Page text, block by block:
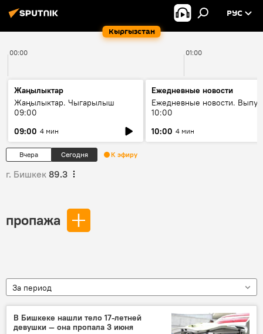
Кыргызстан
РУС
00:00 01:00
Жаңылыктар
Жаңылыктар. Чыгарылыш
09:00
09:00 4 мин
Ежедневные новости
Ежедневные новости.
10:00
10:00 4 мин
Вчера Сегодня К эфиру
г. Бишкек 89.3
пропажа
За период
В Бишкеке нашли тело 17-летней
девушки — она пропала 3 июня